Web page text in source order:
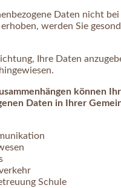
Daten nicht
werden Sie
Ihre Daten
können
Daten in Ihrer
Schule